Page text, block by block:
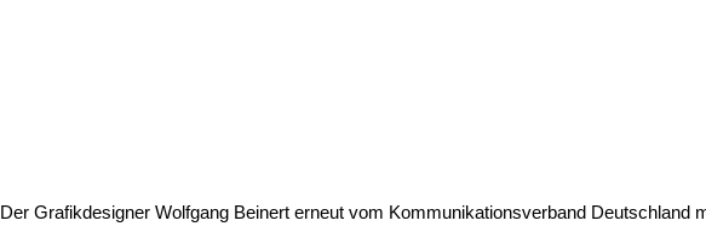
Der Grafikdesigner Wolfgang Beinert erneut vom Kommunikationsverband Deutschland